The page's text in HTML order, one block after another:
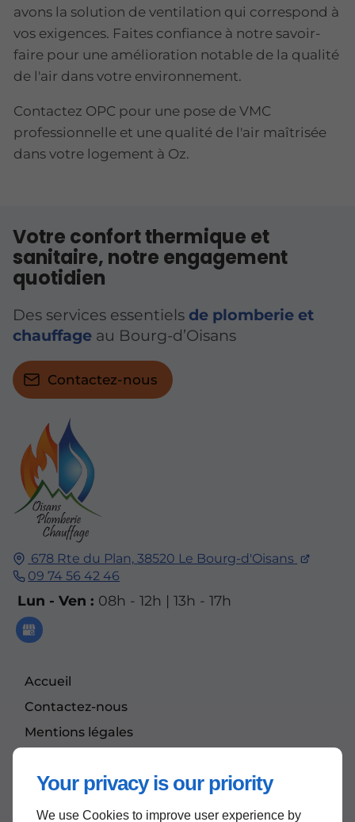
Your privacy is our priority
We use Cookies to improve user experience by
avons la solution de ventilation qui correspond à
vos exigences. Faites confiance à notre savoir-
faire pour une amélioration notable de la qualité
de l'air dans votre environnement.
Contactez OPC pour une pose de VMC
professionnelle et une qualité de l'air maîtrisée
dans votre logement à Oz.
678 Rte du Plan, 38520 Le Bourg-d'Oisans
09 74 56 42 46
Lun - Ven : 08h - 12h | 13h - 17h
Accueil
Contactez-nous
Mentions légales
Votre confort thermique et
sanitaire, notre engagement
quotidien
Des services essentiels de plomberie et
chauffage au Bourg-d’Oisans
Contactez-nous